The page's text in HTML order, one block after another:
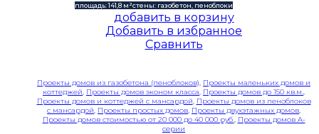
площадь: 141,8 м²стены: газобетон, пеноблоки
добавить в корзину
Добавить в избранное
Сравнить
Проекты домов из газобетона (пеноблоков), Проекты маленьких домов и
коттеджей, Проекты домов эконом класса, Проекты домов до 150 кв.м.,
Проекты домов и коттеджей с мансардой, Проекты домов из пеноблоков
с мансардой, Проекты простых домов, Проекты двухэтажных домов,
Проекты домов стоимостью от 20 000 до 40 000 руб., Проекты домов A-
серии